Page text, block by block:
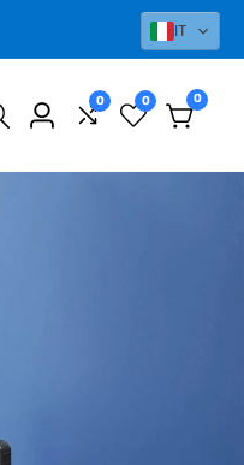
Login
0 0 00
IT